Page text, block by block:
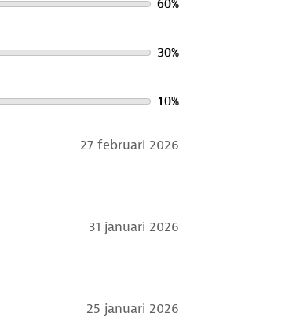
60%
30%
10%
27 februari 2026
31 januari 2026
25 januari 2026